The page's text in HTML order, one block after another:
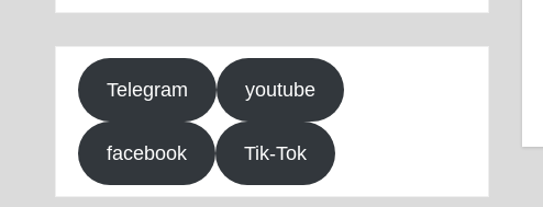
Telegram youtube
facebook Tik-Tok